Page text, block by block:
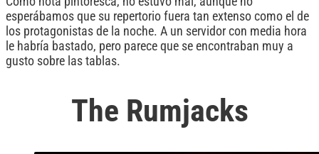
esperábamos que su repertorio fuera tan extenso como el de
los protagonistas de la noche. A un servidor con media hora
le habría bastado, pero parece que se encontraban muy a
gusto sobre las tablas.
The Rumjacks